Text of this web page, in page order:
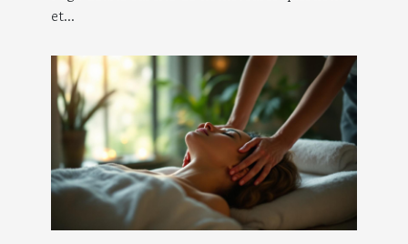
et...